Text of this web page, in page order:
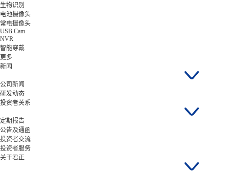
生物识别
电池摄像头
常电摄像头
USB Cam
NVR
智能穿戴
更多
新闻
公司新闻
研发动态
投资者关系
定期报告
公告及通函
投资者交流
投资者服务
关于君正